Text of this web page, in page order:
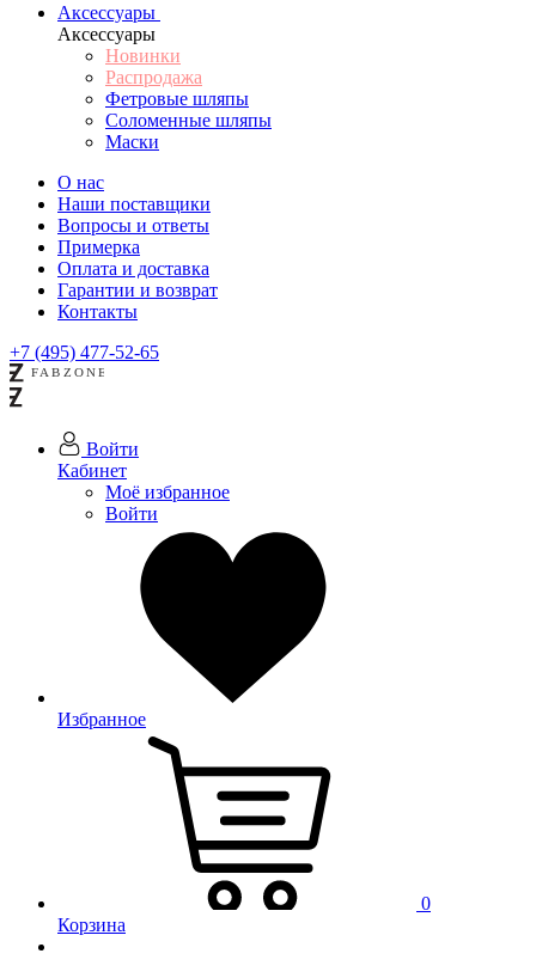
Аксессуары
Аксессуары
Новинки
Распродажа
Фетровые шляпы
Соломенные шляпы
Маски
О нас
Наши поставщики
Вопросы и ответы
Примерка
Оплата и доставка
Гарантии и возврат
Контакты
+7 (495) 477-52-65
Войти
Кабинет
Моё избранное
Войти
Избранное
0
Корзина